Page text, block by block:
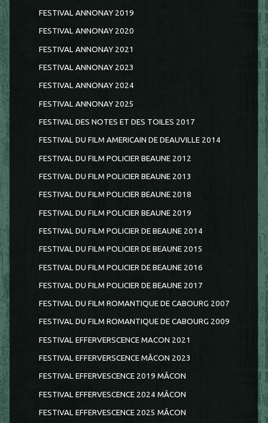
FESTIVAL ANNONAY 2019
FESTIVAL ANNONAY 2020
FESTIVAL ANNONAY 2021
FESTIVAL ANNONAY 2023
FESTIVAL ANNONAY 2024
FESTIVAL ANNONAY 2025
FESTIVAL DES NOTES ET DES TOILES 2017
FESTIVAL DU FILM AMERICAIN DE DEAUVILLE 2014
FESTIVAL DU FILM POLICIER BEAUNE 2012
FESTIVAL DU FILM POLICIER BEAUNE 2013
FESTIVAL DU FILM POLICIER BEAUNE 2018
FESTIVAL DU FILM POLICIER BEAUNE 2019
FESTIVAL DU FILM POLICIER DE BEAUNE 2014
FESTIVAL DU FILM POLICIER DE BEAUNE 2015
FESTIVAL DU FILM POLICIER DE BEAUNE 2016
FESTIVAL DU FILM POLICIER DE BEAUNE 2017
FESTIVAL DU FILM ROMANTIQUE DE CABOURG 2007
FESTIVAL DU FILM ROMANTIQUE DE CABOURG 2009
FESTIVAL EFFERVERSCENCE MACON 2021
FESTIVAL EFFERVERSCENCE MÂCON 2023
FESTIVAL EFFERVESCENCE 2019 MÂCON
FESTIVAL EFFERVESCENCE 2024 MÂCON
FESTIVAL EFFERVESCENCE 2025 MÂCON